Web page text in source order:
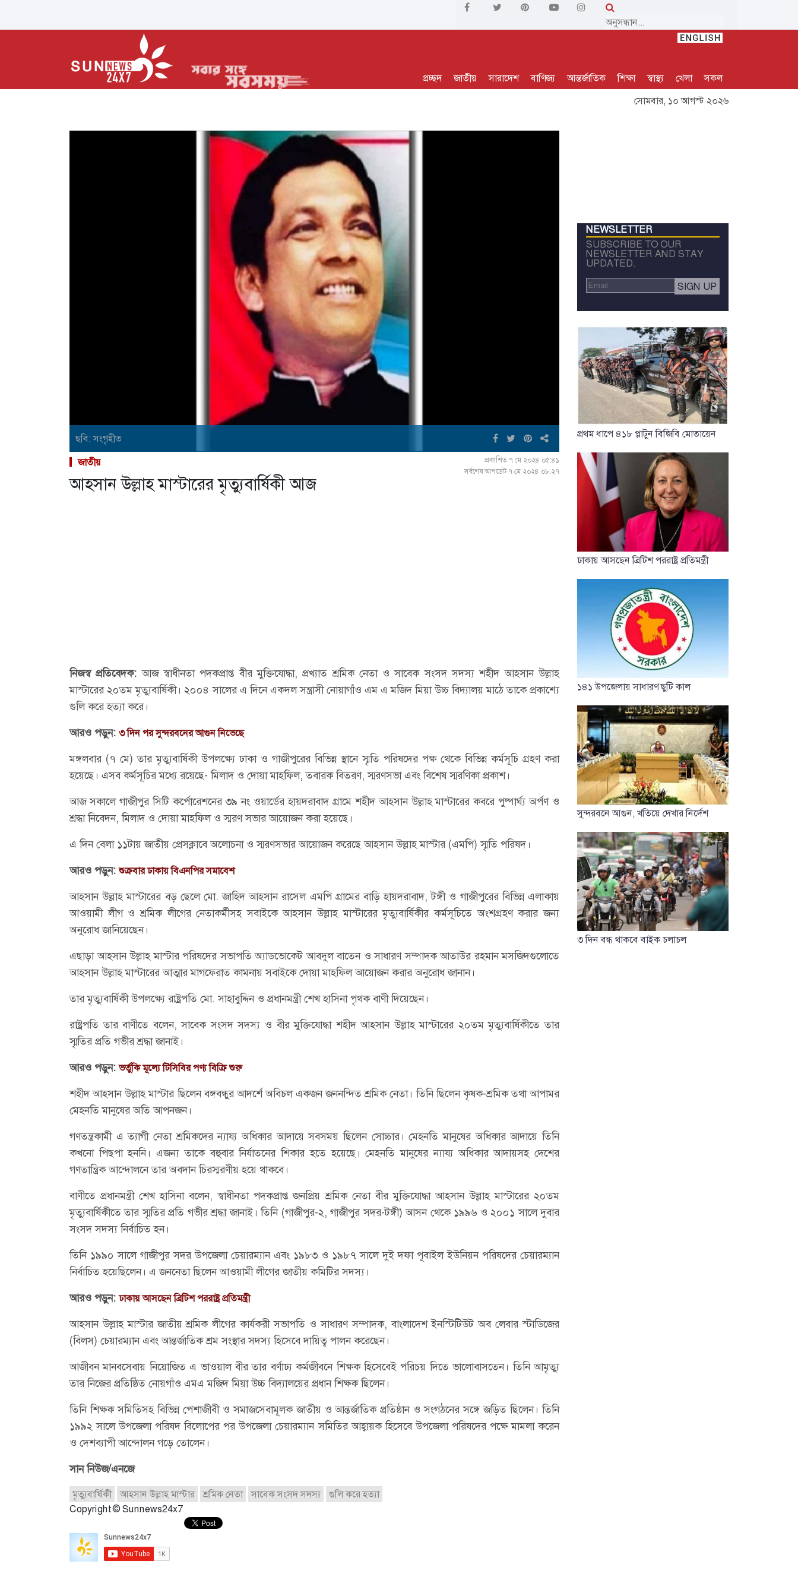
প্রচ্ছদ জাতীয় সারাদেশ বাণিজ্য আন্তর্জাতিক শিক্ষা স্বাস্থ্য খেলা
সকল
সোমবার, ১০ আগস্ট ২০২৬
ছবি: সংগৃহীত
জাতীয়
প্রকাশিত ৭ মে ২০২৪ ০৫:৪১
সর্বশেষ আপডেট ৭ মে ২০২৪ ০৮:২৭
আহসান উল্লাহ মাস্টারের মৃত্যুবার্ষিকী আজ
নিজস্ব প্রতিবেদক:আজ স্বাধীনতা পদকপ্রাপ্ত বীর মুক্তিযোদ্ধা, প্রখ্যাত শ্রমিক নেতা ও সাবেক সংসদ সদস্য শহীদ আহসান উল্লাহ
মাস্টারের ২০তম মৃত্যুবার্ষিকী। ২০০৪ সালের এ দিনে একদল সন্ত্রাসী নোয়াগাঁও এম এ মজিদ মিয়া উচ্চ বিদ্যালয় মাঠে তাকে প্রকাশ্যে
গুলি করে হত্যা করে।
আরও পড়ুন: ৩ দিন পর সুন্দরবনের আগুন নিভেছে
মঙ্গলবার (৭ মে) তার মৃত্যুবার্ষিকী উপলক্ষ্যে ঢাকা ও গাজীপুরের বিভিন্ন স্থানে স্মৃতি পরিষদের পক্ষ থেকে বিভিন্ন কর্মসূচি গ্রহণ করা
হয়েছে। এসব কর্মসূচির মধ্যে রয়েছে- মিলাদ ও দোয়া মাহফিল, তবারক বিতরণ, স্মরণসভা এবং বিশেষ স্মরণিকা প্রকাশ।
আজ সকালে গাজীপুর সিটি কর্পোরেশনের ৩৯ নং ওয়ার্ডের হায়দরাবাদ গ্রামে শহীদ আহসান উল্লাহ মাস্টারের কবরে পুষ্পার্ঘ্য অর্পণ ও
শ্রদ্ধা নিবেদন, মিলাদ ও দোয়া মাহফিল ও স্মরণ সভার আয়োজন করা হয়েছে।
এ দিন বেলা ১১টায় জাতীয় প্রেসক্লাবে অলোচনা ও স্মরণসভার আয়োজন করেছে আহসান উল্লাহ মাস্টার (এমপি) স্মৃতি পরিষদ।
আরও পড়ুন:শুক্রবার ঢাকায় বিএনপির সমাবেশ
আহসান উল্লাহ মাস্টারের বড় ছেলে মো. জাহিদ আহসান রাসেল এমপি গ্রামের বাড়ি হায়দরাবাদ, টঙ্গী ও গাজীপুরের বিভিন্ন এলাকায়
আওয়ামী লীগ ও শ্রমিক লীগের নেতাকর্মীসহ সবাইকে আহসান উল্লাহ মাস্টারের মৃত্যুবার্ষিকীর কর্মসূচিতে অংশগ্রহণ করার জন্য
অনুরোধ জানিয়েছেন।
এছাড়া আহসান উল্লাহ মাস্টার পরিষদের সভাপতি অ্যাডভোকেট আবদুল বাতেন ও সাধারণ সম্পাদক আতাউর রহমান মসজিদগুলোতে
আহসান উল্লাহ মাস্টারের আত্মার মাগফেরাত কামনায় সবাইকে দোয়া মাহফিল আয়োজন করার অনুরোধ জানান।
তার মৃত্যুবার্ষিকী উপলক্ষ্যে রাষ্ট্রপতি মো. সাহাবুদ্দিন ও প্রধানমন্ত্রী শেখ হাসিনা পৃথক বাণী দিয়েছেন।
রাষ্ট্রপতি তার বাণীতে বলেন, সাবেক সংসদ সদস্য ও বীর মুক্তিযোদ্ধা শহীদ আহ্সান উল্লাহ মাস্টারের ২০তম মৃত্যুবার্ষিকীতে তার
স্মৃতির প্রতি গভীর শ্রদ্ধা জানাই।
আরও পড়ুন:ভর্তুকি মূল্যে টিসিবির পণ্য বিক্রি শুরু
শহীদ আহ্সান উল্লাহ মাস্টার ছিলেন বঙ্গবন্ধুর আদর্শে অবিচল একজন জননন্দিত শ্রমিক নেতা। তিনি ছিলেন কৃষক-শ্রমিক তথা আপামর
মেহনতি মানুষের অতি আপনজন।
গণতন্ত্রকামী এ ত্যাগী নেতা শ্রমিকদের ন্যায্য অধিকার আদায়ে সবসময় ছিলেন সোচ্চার। মেহনতি মানুষের অধিকার আদায়ে তিনি
কখনো পিছপা হননি। এজন্য তাকে বহুবার নির্যাতনের শিকার হতে হয়েছে। মেহনতি মানুষের ন্যায্য অধিকার আদায়সহ দেশের
গণতান্ত্রিক আন্দোলনে তার অবদান চিরস্মরণীয় হয়ে থাকবে।
বাণীতে প্রধানমন্ত্রী শেখ হাসিনা বলেন, স্বাধীনতা পদকপ্রাপ্ত জনপ্রিয় শ্রমিক নেতা বীর মুক্তিযোদ্ধা আহ্সান উল্লাহ মাস্টারের ২০তম
মৃত্যুবার্ষিকীতে তার স্মৃতির প্রতি গভীর শ্রদ্ধা জানাই। তিনি (গাজীপুর-২, গাজীপুর সদর-টঙ্গী) আসন থেকে ১৯৯৬ ও ২০০১ সালে দুবার
সংসদ সদস্য নির্বাচিত হন।
তিনি ১৯৯০ সালে গাজীপুর সদর উপজেলা চেয়ারম্যান এবং ১৯৮৩ ও ১৯৮৭ সালে দুই দফা পূবাইল ইউনিয়ন পরিষদের চেয়ারম্যান
নির্বাচিত হয়েছিলেন। এ জননেতা ছিলেন আওয়ামী লীগের জাতীয় কমিটির সদস্য।
আরও পড়ুন:ঢাকায় আসছেন ব্রিটিশ পররাষ্ট্র প্রতিমন্ত্রী
আহ্সান উল্লাহ মাস্টার জাতীয় শ্রমিক লীগের কার্যকরী সভাপতি ও সাধারণ সম্পাদক, বাংলাদেশ ইনস্টিটিউট অব লেবার স্টাডিজের
(বিলস) চেয়ারম্যান এবং আন্তর্জাতিক শ্রম সংস্থার সদস্য হিসেবে দায়িত্ব পালন করেছেন।
আজীবন মানবসেবায় নিয়োজিত এ ভাওয়াল বীর তার বর্ণাঢ্য কর্মজীবনে শিক্ষক হিসেবেই পরিচয় দিতে ভালোবাসতেন। তিনি আমৃত্যু
তার নিজের প্রতিষ্ঠিত নোয়গাঁও এমএ মজিদ মিয়া উচ্চ বিদ্যালয়ের প্রধান শিক্ষক ছিলেন।
তিনি শিক্ষক সমিতিসহ বিভিন্ন পেশাজীবী ও সমাজসেবামূলক জাতীয় ও আন্তর্জাতিক প্রতিষ্ঠান ও সংগঠনের সঙ্গে জড়িত ছিলেন। তিনি
১৯৯২ সালে উপজেলা পরিষদ বিলোপের পর উপজেলা চেয়ারম্যান সমিতির আহ্বায়ক হিসেবে উপজেলা পরিষদের পক্ষে মামলা করেন
ও দেশব্যাপী আন্দোলন গড়ে তোলেন।
সান নিউজ/এনজে
মৃত্যুবার্ষিকী আহ্সান উল্লাহ মাস্টার শ্রমিক নেতা সাবেক সংসদ সদস্য
গুলি করে হত্যা
Copyright © Sunnews24x7
NEWSLETTER
SUBSCRIBE TO OUR
NEWSLETTER AND STAY
UPDATED.
প্রথম ধাপে ৪১৮ প্লাটুন বিজিবি মোতায়েন
ঢাকায় আসছেন ব্রিটিশ পররাষ্ট্র প্রতিমন্ত্রী
১৪১ উপজেলায় সাধারণ ছুটি কাল
সুন্দরবনে আগুন, খতিয়ে দেখার নির্দেশ
৩ দিন বন্ধ থাকবে বাইক চলাচল